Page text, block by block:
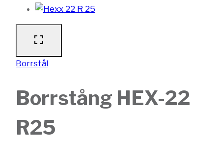
Borrstål
Borrstång HEX-22
R25